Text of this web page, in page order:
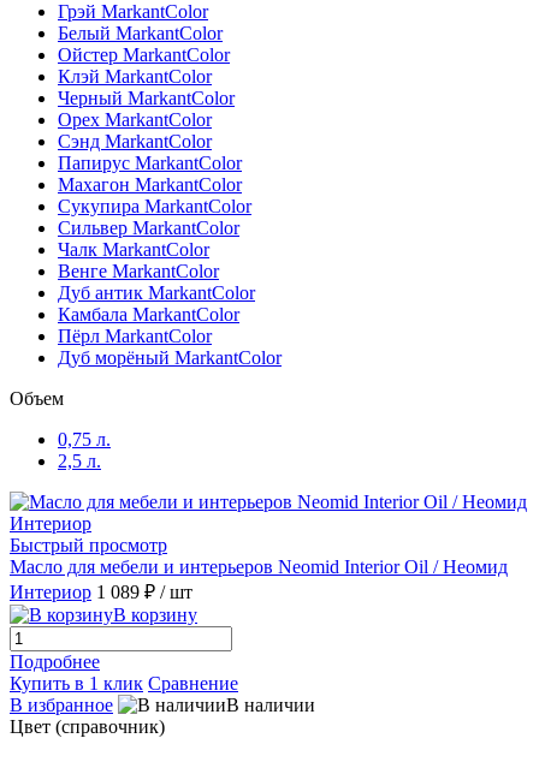
Грэй MarkantColor
Белый MarkantColor
Ойстер MarkantColor
Клэй MarkantColor
Черный MarkantColor
Орех MarkantColor
Сэнд MarkantColor
Папирус MarkantColor
Махагон MarkantColor
Сукупира MarkantColor
Сильвер MarkantColor
Чалк MarkantColor
Венге MarkantColor
Дуб антик MarkantColor
Камбала MarkantColor
Пёрл MarkantColor
Дуб морёный MarkantColor
Объем
0,75 л.
2,5 л.
Быстрый просмотр
Масло для мебели и интерьеров Neomid Interior Oil / Неомид
Интериор 1 089 ₽ / шт
В корзину
Подробнее
Купить в 1 клик Сравнение
В избранное
В наличии
Цвет (справочник)